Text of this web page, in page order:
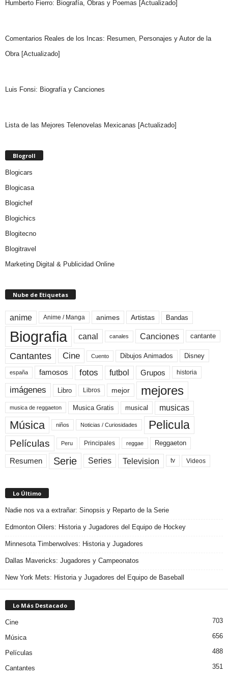
Humberto Fierro: Biografía, Obras y Poemas [Actualizado]
Comentarios Reales de los Incas: Resumen, Personajes y Autor de la
Obra [Actualizado]
Luis Fonsi: Biografía y Canciones
Lista de las Mejores Telenovelas Mexicanas [Actualizado]
Blogroll
Blogicars
Blogicasa
Blogichef
Blogichics
Blogitecno
Blogitravel
Marketing Digital & Publicidad Online
Nube de Etiquetas
anime Anime / Manga animes Artistas Bandas
Biografia canal canales Canciones cantante
Cantantes Cine Cuento Dibujos Animados Disney
españa famosos fotos futbol Grupos historia
imágenes Libro Libros mejor mejores
musica de reggaeton Musica Gratis musical musicas
Música niños Noticias / Curiosidades Pelicula
Películas Peru Principales reggae Reggaeton
Resumen Serie Series Television tv Videos
Lo Último
Nadie nos va a extrañar: Sinopsis y Reparto de la Serie
Edmonton Oilers: Historia y Jugadores del Equipo de Hockey
Minnesota Timberwolves: Historia y Jugadores
Dallas Mavericks: Jugadores y Campeonatos
New York Mets: Historia y Jugadores del Equipo de Baseball
Lo Más Destacado
Cine 703
Música 656
Películas 488
Cantantes
351